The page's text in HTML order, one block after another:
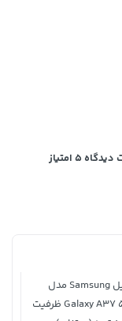
با ثبت دیدگاه 5 امتیاز
گوشی موبایل Samsung مدل
Galaxy A37 5G (RAM 8) ظرفیت